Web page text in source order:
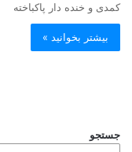
کمدی و خنده دار پاکباخته
بیشتر بخوانید »
جستجو